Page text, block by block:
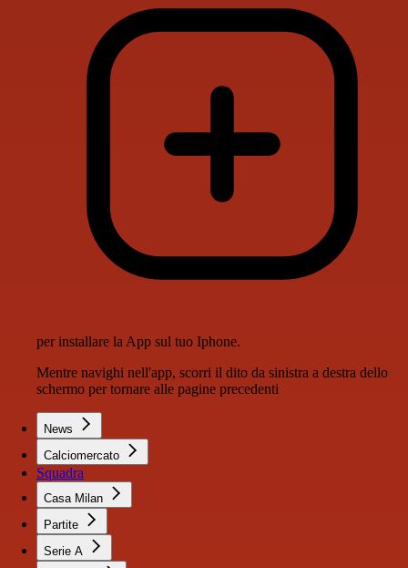
per installare la App sul tuo Iphone.
Mentre navighi nell'app, scorri il dito da sinistra a destra dello
schermo per tornare alle pagine precedenti
News
Calciomercato
Squadra
Casa Milan
Partite
Serie A